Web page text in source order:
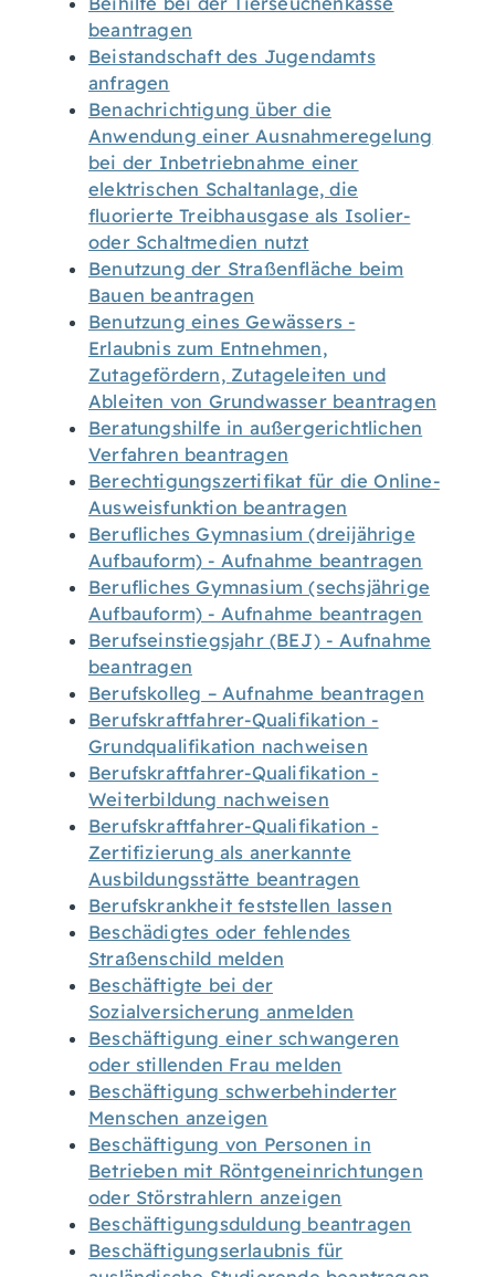
beantragen
Beistandschaft des Jugendamts
anfragen
Benachrichtigung über die
Anwendung einer Ausnahmeregelung
bei der Inbetriebnahme einer
elektrischen Schaltanlage, die
fluorierte Treibhausgase als Isolier-
oder Schaltmedien nutzt
Benutzung der Straßenfläche beim
Bauen beantragen
Benutzung eines Gewässers -
Erlaubnis zum Entnehmen,
Zutagefördern, Zutageleiten und
Ableiten von Grundwasser beantragen
Beratungshilfe in außergerichtlichen
Verfahren beantragen
Berechtigungszertifikat für die Online-
Ausweisfunktion beantragen
Berufliches Gymnasium (dreijährige
Aufbauform) - Aufnahme beantragen
Berufliches Gymnasium (sechsjährige
Aufbauform) - Aufnahme beantragen
Berufseinstiegsjahr (BEJ) - Aufnahme
beantragen
Berufskolleg – Aufnahme beantragen
Berufskraftfahrer-Qualifikation -
Grundqualifikation nachweisen
Berufskraftfahrer-Qualifikation -
Weiterbildung nachweisen
Berufskraftfahrer-Qualifikation -
Zertifizierung als anerkannte
Ausbildungsstätte beantragen
Berufskrankheit feststellen lassen
Beschädigtes oder fehlendes
Straßenschild melden
Beschäftigte bei der
Sozialversicherung anmelden
Beschäftigung einer schwangeren
oder stillenden Frau melden
Beschäftigung schwerbehinderter
Menschen anzeigen
Beschäftigung von Personen in
Betrieben mit Röntgeneinrichtungen
oder Störstrahlern anzeigen
Beschäftigungsduldung beantragen
Beschäftigungserlaubnis für